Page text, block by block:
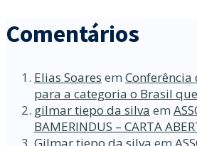
Comentários
Elias Soares em Conferência
para a categoria o Brasil
gilmar tiepo da silva em
BAMERINDUS – CARTA
Gilmar tiepo da silva em